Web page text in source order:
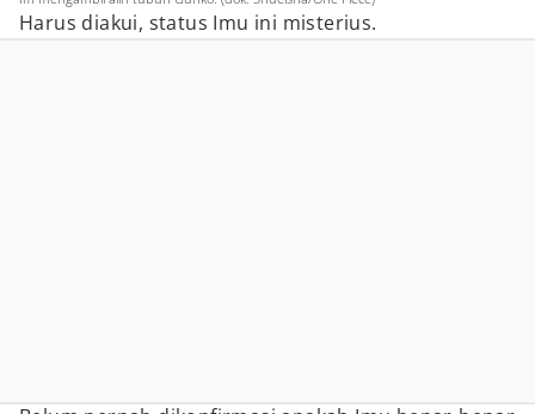
Harus diakui, status Imu ini misterius.